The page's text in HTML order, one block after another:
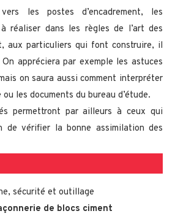
les postes d’encadrement, les
à réaliser dans les règles de l’art des
aux particuliers qui font construire, il
appréciera par exemple les astuces
on saura aussi comment interpréter
les documents du bureau d’étude.
permettront par ailleurs à ceux qui
de vérifier la bonne assimilation des
sécurité et outillage
de blocs ciment